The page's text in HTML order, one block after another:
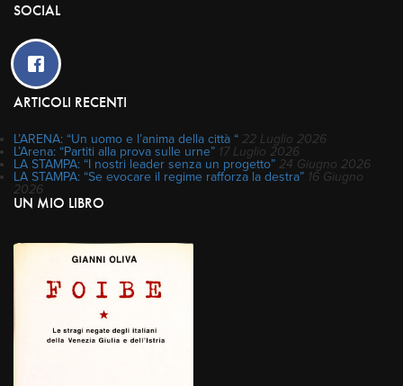
SOCIAL
ARTICOLI RECENTI
L’ARENA: “Un uomo e l’anima della città “ 22 Luglio 2026
L’Arena: “Partiti alla prova sulle urne” 17 Luglio 2026
LA STAMPA: “I nostri leader senza un progetto” 24 Giugno 2026
LA STAMPA: “Se evocare il regime rafforza la destra” 16 Giugno
2026
UN MIO LIBRO